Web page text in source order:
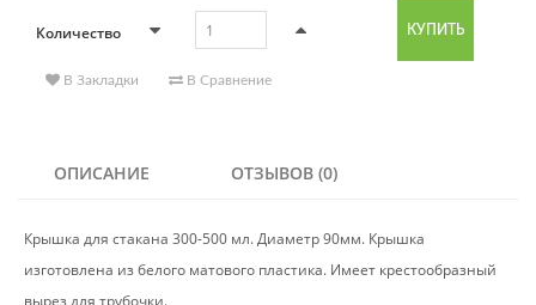
Количество КУПИТЬ
В Закладки В Сравнение
ОПИСАНИЕ ОТЗЫВОВ (0)
Крышка для стакана 300-500 мл. Диаметр 90мм. Крышка
изготовлена из белого матового пластика. Имеет крестообразный
вырез для трубочки.